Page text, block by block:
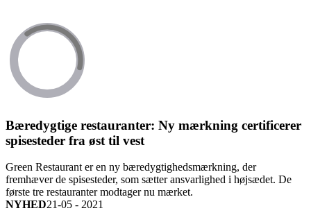
Bæredygtige restauranter: Ny mærkning certificerer
spisesteder fra øst til vest
Green Restaurant er en ny bæredygtighedsmærkning, der
fremhæver de spisesteder, som sætter ansvarlighed i højsædet. De
første tre restauranter modtager nu mærket.
NYHED21-05 - 2021